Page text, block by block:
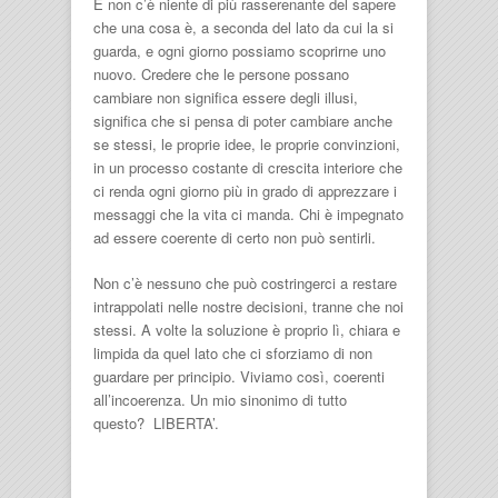
che una cosa è, a seconda del lato da cui la si
guarda, e ogni giorno possiamo scoprirne uno
nuovo. Credere che le persone possano
cambiare non significa essere degli illusi,
significa che si pensa di poter cambiare anche
se stessi, le proprie idee, le proprie convinzioni,
in un processo costante di crescita interiore che
ci renda ogni giorno più in grado di apprezzare i
messaggi che la vita ci manda. Chi è impegnato
ad essere coerente di certo non può sentirli.
Non c’è nessuno che può costringerci a restare
intrappolati nelle nostre decisioni, tranne che noi
stessi. A volte la soluzione è proprio lì, chiara e
limpida da quel lato che ci sforziamo di non
guardare per principio. Viviamo così, coerenti
all’incoerenza. Un mio sinonimo di tutto
questo? LIBERTA’.